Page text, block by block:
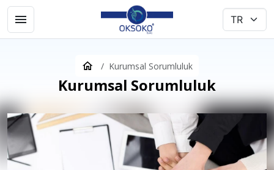
Kurumsal Sorumluluk
Kurumsal Sorumluluk